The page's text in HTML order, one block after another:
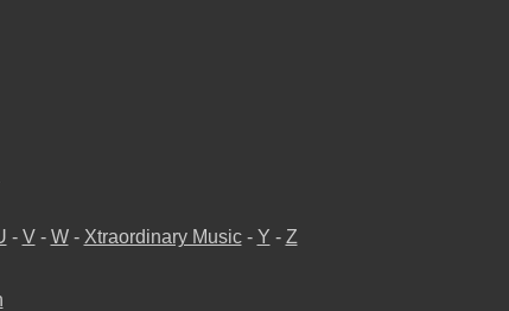
- V- W- Xtraordinary Music- Y - Z